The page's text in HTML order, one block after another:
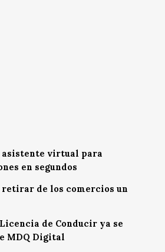
asistente virtual para
en segundos
de los comercios un
de Conducir ya se
MDQ Digital